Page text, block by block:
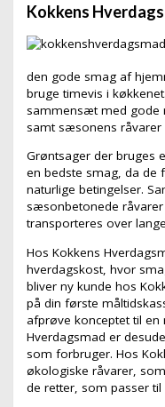
Kokkens
den gode smag af
bruge timevis i
sammensæt med gode
samt sæsonens råvarer
Grøntsager der bruges
en bedste smag, da de
naturlige betingelser.
sæsonbetonede
transporteres over
Hos Kokkens
hverdagskost, hvor
bliver ny kunde hos
på din første
afprøve konceptet til en
Hverdagsmad er
som forbruger. Hos
økologiske råvarer,
de retter, som passer